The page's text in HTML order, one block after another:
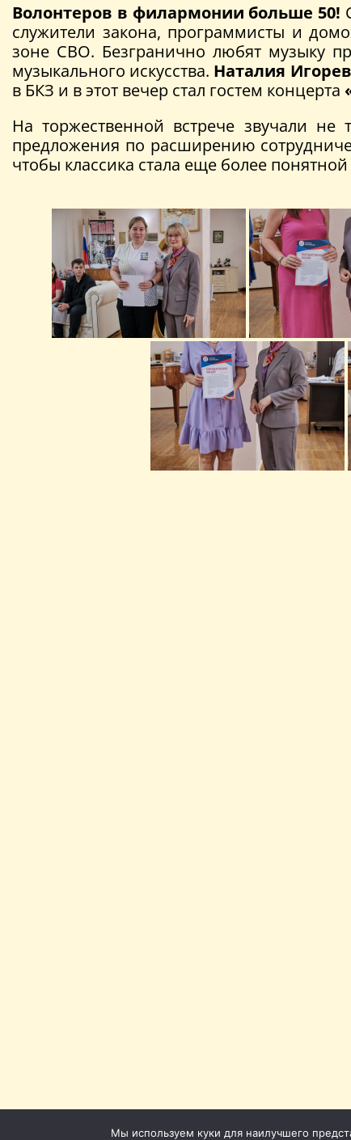
Волонтеров в филармонии больше 50!
служители закона, программисты и
зоне СВО. Безгранично любят музыку
музыкального искусства. Наталия
в БКЗ и в этот вечер стал гостем концерта
На торжественной встрече звучали не
предложения по расширению
чтобы классика стала еще более
Мы используем куки для наилучшего